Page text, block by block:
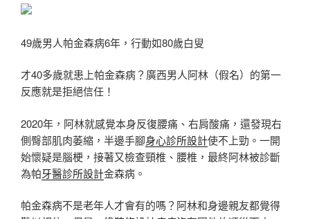
49歲男人帕金森病6年，行動如80歲白叟
才40多歲就患上帕金森病？廣西男人阿林（假名）的第一
反應就是拒絕信任！
2020年，阿林就感覺本身反復腰痛、右肩酸痛，還發現右
側臀部肌肉萎縮，半邊手腳身心診所設計使不上勁。一開
始懷疑是腦梗，接著又檢查頸椎、腰椎，最終阿林被診斷
為帕牙醫診所設計金森病。
帕金森病不是老年人才會有的嗎？阿林和身邊親友都覺得